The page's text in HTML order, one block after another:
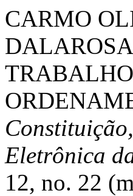
CARMO
Eletrônica
12, no. 22